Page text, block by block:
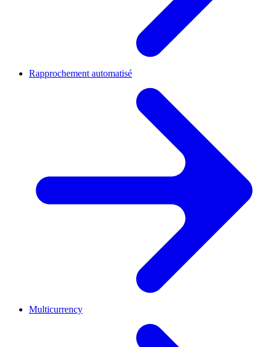
Rapprochement automatisé
Multicurrency